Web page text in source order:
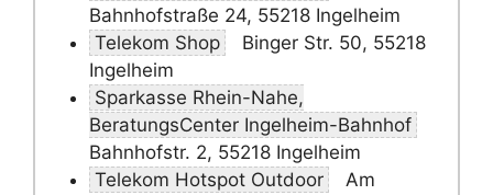
Bahnhofstraße 24, 55218 Ingelheim
Telekom Shop
Binger Str. 50, 55218
Ingelheim
Sparkasse Rhein-Nahe,
BeratungsCenter Ingelheim-Bahnhof
Bahnhofstr. 2, 55218 Ingelheim
Telekom Hotspot Outdoor
Am